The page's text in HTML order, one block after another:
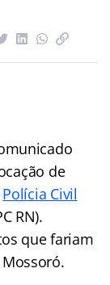
de
Polícia Civil
RN).
que fariam